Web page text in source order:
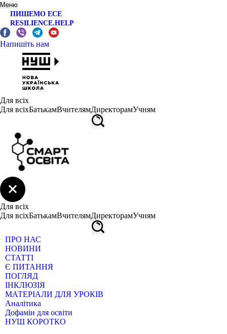
Меню
ПИШЕМО ЕСЕ
RESILIENCE.HELP
Напишіть нам
Для всіх
Для всіхБатькамВчителямДиректорамУчням
Для всіх
Для всіхБатькамВчителямДиректорамУчням
ПРО НАС
НОВИНИ
СТАТТІ
Є ПИТАННЯ
ПОГЛЯД
ІНКЛЮЗІЯ
МАТЕРІАЛИ ДЛЯ УРОКІВ
Аналітика
Дофамін для освіти
НУШ КОРОТКО